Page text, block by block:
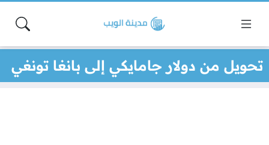
تحويل من دولار جامايكي إلى بانغا تونغي